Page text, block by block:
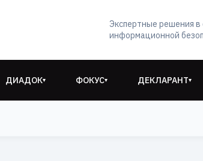
Экспертные решения в
информационной
ДИАДОК▾ ФОКУС▾ ДЕКЛАРАНТ▾